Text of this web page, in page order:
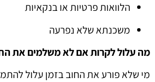
הלוואות פרטיות או בנקאיות
משכנתא שלא נפרעה
מה עלול לקרות אם לא משלמים את
מי שלא פורע את החוב בזמן עלול